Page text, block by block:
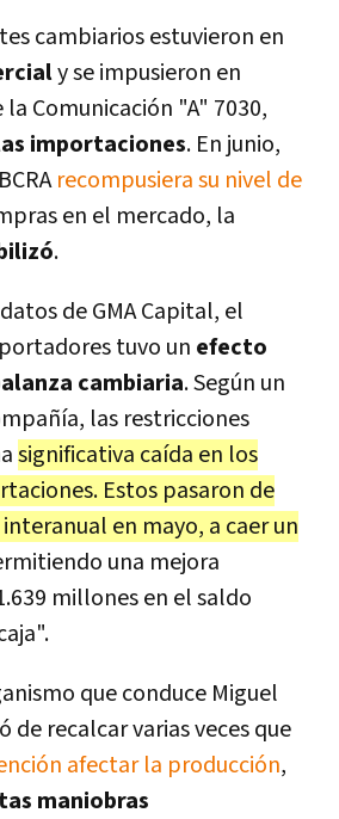
cambiarios estuvieron en
y se impusieron en
Comunicación "A" 7030,
importaciones. En junio,
recompusiera su nivel de
en el mercado, la
.
de GMA Capital, el
tuvo un efecto
cambiaria. Según un
las restricciones
significativa caída en los
. Estos pasaron de
en mayo, a caer un
una mejora
millones en el saldo
que conduce Miguel
de recalcar varias veces que
afectar la producción,
maniobras